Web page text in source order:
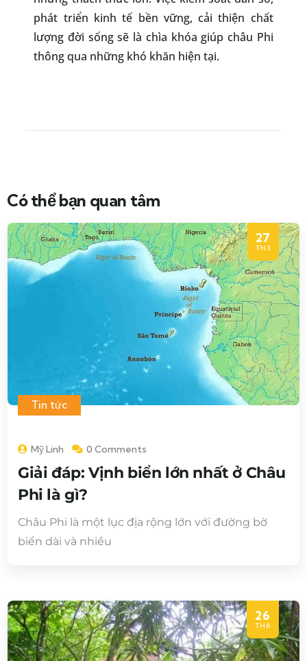
phát triển kinh tế bền vững, cải thiện chất
lượng đời sống sẽ là chìa khóa giúp châu Phi
thông qua những khó khăn hiện tại.
Có thể bạn quan tâm
27
TH3
Tin tức
Mỹ Linh 0 Comments
Giải đáp: Vịnh biển lớn nhất ở Châu
Phi là gì?
Châu Phi là một lục địa rộng lớn với đường bờ
biển dài và nhiều
26
TH6